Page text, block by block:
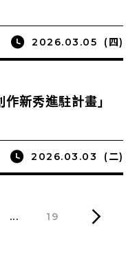
2026.03.05 (四)
新秀進駐計畫」
2026.03.03 (二)
... 19